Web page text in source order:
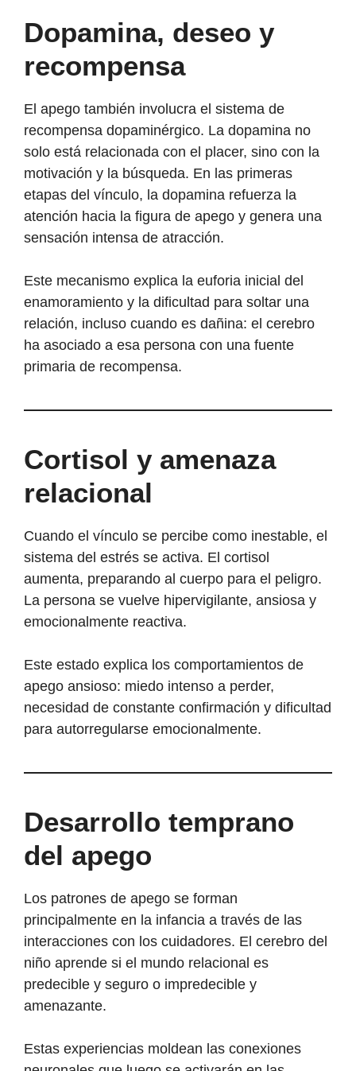
Dopamina, deseo y
recompensa
El apego también involucra el sistema de
recompensa dopaminérgico. La dopamina no
solo está relacionada con el placer, sino con la
motivación y la búsqueda. En las primeras
etapas del vínculo, la dopamina refuerza la
atención hacia la figura de apego y genera una
sensación intensa de atracción.
Este mecanismo explica la euforia inicial del
enamoramiento y la dificultad para soltar una
relación, incluso cuando es dañina: el cerebro
ha asociado a esa persona con una fuente
primaria de recompensa.
Cortisol y amenaza
relacional
Cuando el vínculo se percibe como inestable, el
sistema del estrés se activa. El cortisol
aumenta, preparando al cuerpo para el peligro.
La persona se vuelve hipervigilante, ansiosa y
emocionalmente reactiva.
Este estado explica los comportamientos de
apego ansioso: miedo intenso a perder,
necesidad de constante confirmación y dificultad
para autorregularse emocionalmente.
Desarrollo temprano
del apego
Los patrones de apego se forman
principalmente en la infancia a través de las
interacciones con los cuidadores. El cerebro del
niño aprende si el mundo relacional es
predecible y seguro o impredecible y
amenazante.
Estas experiencias moldean las conexiones